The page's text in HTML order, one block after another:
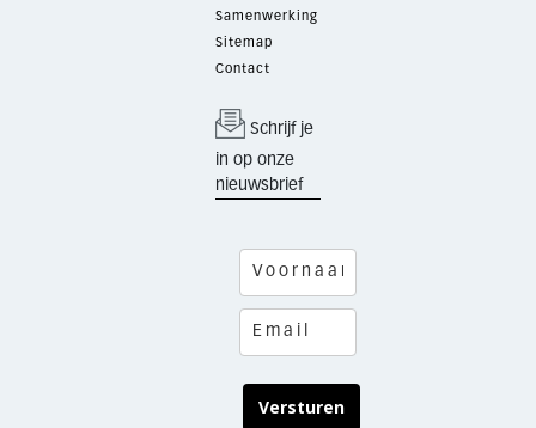
Samenwerking
Sitemap
Contact
Schrijf je
in op onze
nieuwsbrief
Versturen